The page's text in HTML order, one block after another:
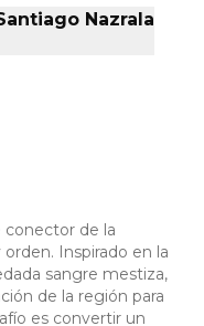
Nazrala
conector de la
Inspirado en la
sangre mestiza,
de la región para
es convertir un